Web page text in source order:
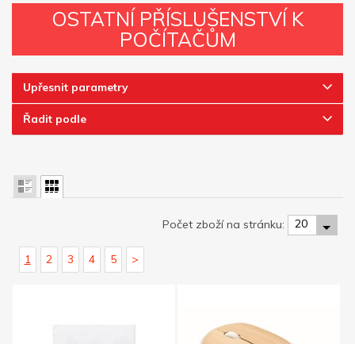
OSTATNÍ PŘÍSLUŠENSTVÍ K
POČÍTAČŮM
Upřesnit parametry
Řadit podle
Počet zboží na stránku: 20
1 2 3 4 5 >